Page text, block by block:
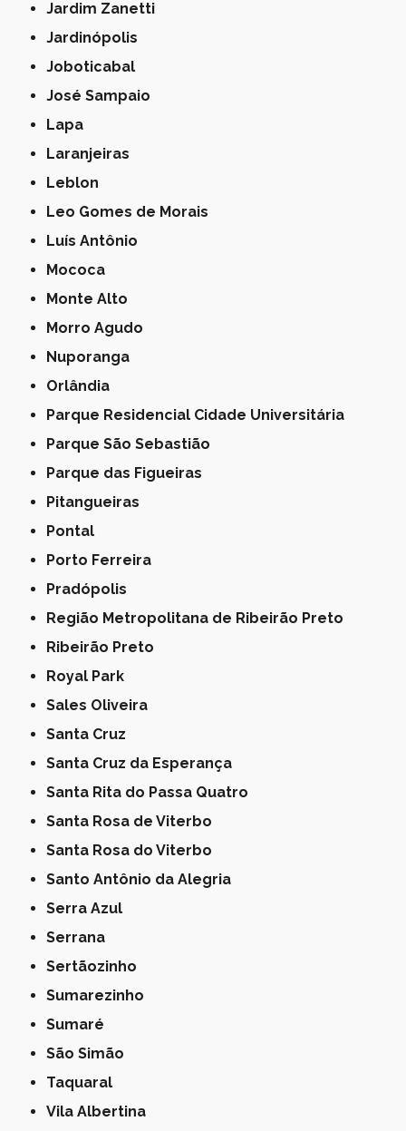
Jardim Zanetti
Jardinópolis
Joboticabal
José Sampaio
Lapa
Laranjeiras
Leblon
Leo Gomes de Morais
Luís Antônio
Mococa
Monte Alto
Morro Agudo
Nuporanga
Orlândia
Parque Residencial Cidade Universitária
Parque São Sebastião
Parque das Figueiras
Pitangueiras
Pontal
Porto Ferreira
Pradópolis
Região Metropolitana de Ribeirão Preto
Ribeirão Preto
Royal Park
Sales Oliveira
Santa Cruz
Santa Cruz da Esperança
Santa Rita do Passa Quatro
Santa Rosa de Viterbo
Santa Rosa do Viterbo
Santo Antônio da Alegria
Serra Azul
Serrana
Sertãozinho
Sumarezinho
Sumaré
São Simão
Taquaral
Vila Albertina